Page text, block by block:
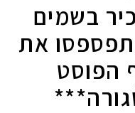
בשמים
תפספסו את
הפוסט